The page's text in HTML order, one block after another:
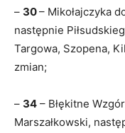
– 30– Mikołajczyka
następnie
Targowa, Szopena,
zmian;
– 34 – Błękitne
Marszałkowski,